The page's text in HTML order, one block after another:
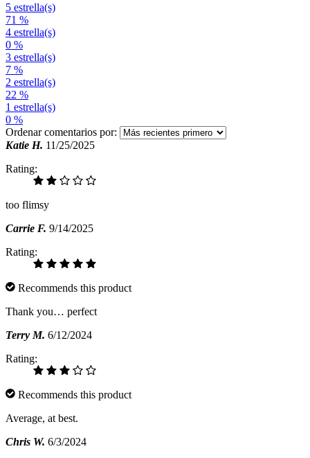
5 estrella(s)
71 %
4 estrella(s)
0 %
3 estrella(s)
7 %
2 estrella(s)
22 %
1 estrella(s)
0 %
Ordenar comentarios por:
Katie H. 11/25/2025
Rating:
too flimsy
Carrie F. 9/14/2025
Rating:
Recommends this product
Thank you… perfect
Terry M. 6/12/2024
Rating:
Recommends this product
Average, at best.
Chris W. 6/3/2024